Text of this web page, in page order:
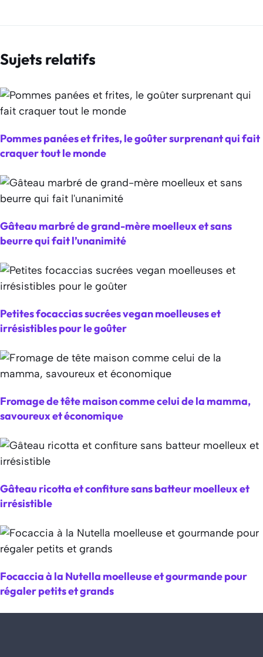
Sujets relatifs
Pommes panées et frites, le goûter surprenant qui fait
craquer tout le monde
Gâteau marbré de grand-mère moelleux et sans
beurre qui fait l’unanimité
Petites focaccias sucrées vegan moelleuses et
irrésistibles pour le goûter
Fromage de tête maison comme celui de la mamma,
savoureux et économique
Gâteau ricotta et confiture sans batteur moelleux et
irrésistible
Focaccia à la Nutella moelleuse et gourmande pour
régaler petits et grands